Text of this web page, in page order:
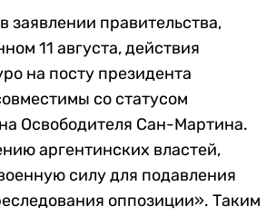
заявлении правительства,
11 августа, действия
на посту президента
со статусом
Освободителя Сан-Мартина.
аргентинских властей,
силу для подавления
оппозиции». Таким